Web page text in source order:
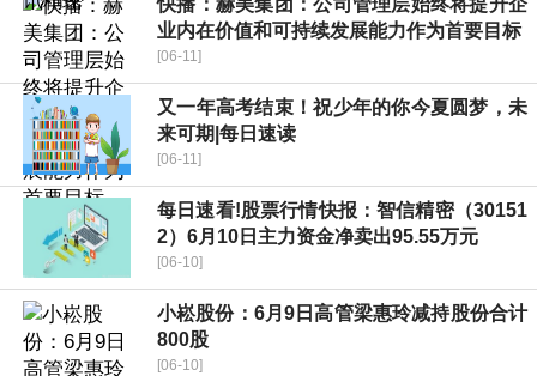
快播：赫美集团：公司管理层始终将提升企
业内在价值和可持续发展能力作为首要目标
[06-11]
又一年高考结束！祝少年的你今夏圆梦，未
来可期|每日速读
[06-11]
每日速看!股票行情快报：智信精密（30151
2）6月10日主力资金净卖出95.55万元
[06-10]
小崧股份：6月9日高管梁惠玲减持股份合计
800股
[06-10]